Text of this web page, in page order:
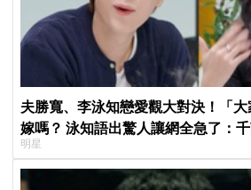
夫勝寬、李泳知戀愛觀大對決！「
嫁嗎？ 泳知語出驚人讓網全急了：
明星